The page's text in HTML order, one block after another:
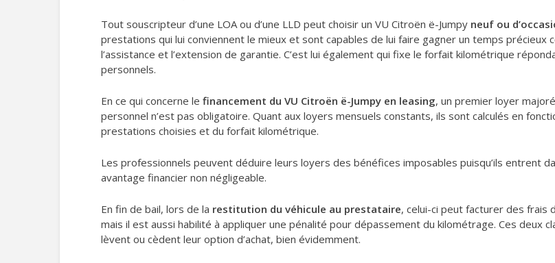
Tout souscripteur d’une LOA ou d’une LLD peut choisir un VU Citroën ë-Jumpy neuf ou
prestations qui lui conviennent le mieux et sont capables de lui faire gagner un temps précieux
l’assistance et l’extension de garantie. C’est lui également qui fixe le forfait kilométrique
personnels.
En ce qui concerne le financement du VU Citroën ë-Jumpy en leasing, un premier loyer
personnel n’est pas obligatoire. Quant aux loyers mensuels constants, ils sont calculés en
prestations choisies et du forfait kilométrique.
Les professionnels peuvent déduire leurs loyers des bénéfices imposables puisqu’ils entrent
avantage financier non négligeable.
En fin de bail, lors de la restitution du véhicule au prestataire, celui-ci peut facturer des frais
mais il est aussi habilité à appliquer une pénalité pour dépassement du kilométrage. Ces deux
lèvent ou cèdent leur option d’achat, bien évidemment.